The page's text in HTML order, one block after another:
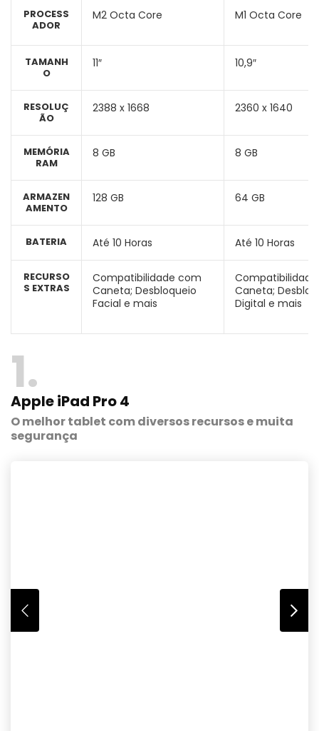
PROCESS
ADOR
TAMANH
O
RESOLUÇ
ÃO
MEMÓRIA
RAM
ARMAZEN
AMENTO
BATERIA
RECURSO
S EXTRAS
M2 Octa Core
11″
2388 x 1668
8 GB
128 GB
Até 10 Horas
Compatibilidade com
Caneta; Desbloqueio
Facial e mais
M1 Octa Core
10,9″
2360 x 1640
8 GB
64 GB
Até 10 Horas
Caneta;
Digital e mais
1
Apple iPad Pro 4
O melhor tablet com diversos recursos e muita
segurança